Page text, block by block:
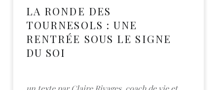
LA RONDE DES
TOURNESOLS : UNE
RENTRÉE SOUS LE SIGNE
DU SOI